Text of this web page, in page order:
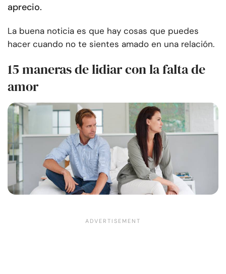
aprecio.
La buena noticia es que hay cosas que puedes
hacer cuando no te sientes amado en una relación.
15 maneras de lidiar con la falta de
amor